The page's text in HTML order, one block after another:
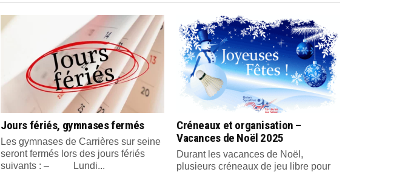
Jours fériés, gymnases fermés
Les gymnases de Carrières sur seine
seront fermés lors des jours fériés
suivants : – Lundi...
Créneaux et organisation –
Vacances de Noël 2025
Durant les vacances de Noël,
plusieurs créneaux de jeu libre pour